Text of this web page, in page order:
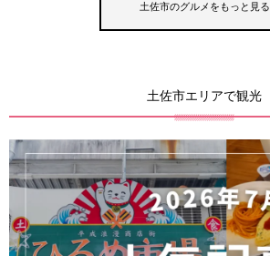
土佐市のグルメをもっと見る
土佐市エリアで観光